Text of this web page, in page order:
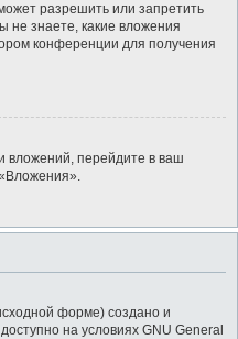
разрешить или запретить
знаете, какие вложения
конференции для получения
вложений, перейдите в ваш
форме) создано и
на условиях GNU General